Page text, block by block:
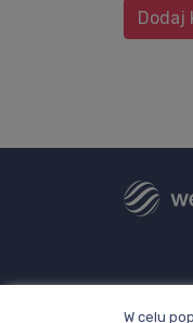
Dodaj
W celu